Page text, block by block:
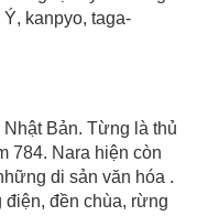
kanpyo, taga-
Bản. Từng là thủ
784. Nara hiện còn
di sản văn hóa .
đền chùa, rừng